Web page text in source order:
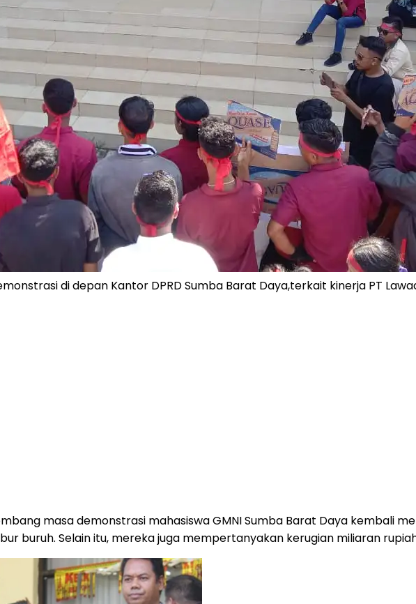
di depan Kantor DPRD Sumba Barat Daya,terkait kinerja PT
masa demonstrasi mahasiswa GMNI Sumba Barat Daya kembali
buruh. Selain itu, mereka juga mempertanyakan kerugian miliaran